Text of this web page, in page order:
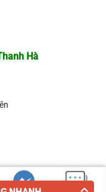
Hà
& Dịch Vụ Thanh Hà